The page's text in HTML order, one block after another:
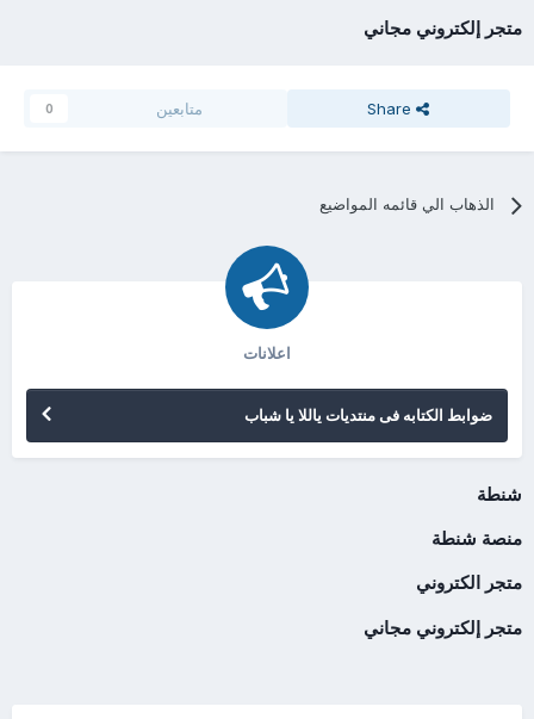
متجر إلكتروني مجاني
Share متابعين 0
الذهاب الي قائمه المواضيع
اعلانات
ضوابط الكتابه فى منتديات ياللا يا شباب
شنطة
منصة شنطة
متجر الكتروني
متجر إلكتروني مجاني